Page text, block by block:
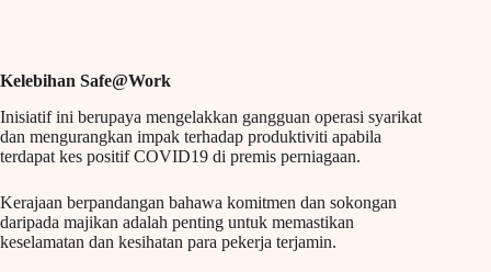
Kelebihan Safe@Work
Inisiatif ini berupaya mengelakkan gangguan operasi syarikat
dan mengurangkan impak terhadap produktiviti apabila
terdapat kes positif COVID19 di premis perniagaan.
Kerajaan berpandangan bahawa komitmen dan sokongan
daripada majikan adalah penting untuk memastikan
keselamatan dan kesihatan para pekerja terjamin.